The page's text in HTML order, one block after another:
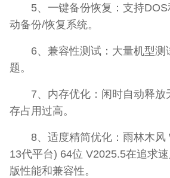
5、一键备份恢复：支持DOS
动备份/恢复系统。
6、兼容性测试：大量机型测
题。
7、内存优化：闲时自动释放
存占用过高。
8、适度精简优化：雨林木风
13代平台) 64位 V2025.5在追求
版性能和兼容性。